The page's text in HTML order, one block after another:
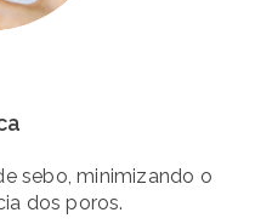
sebo, minimizando o
dos poros.